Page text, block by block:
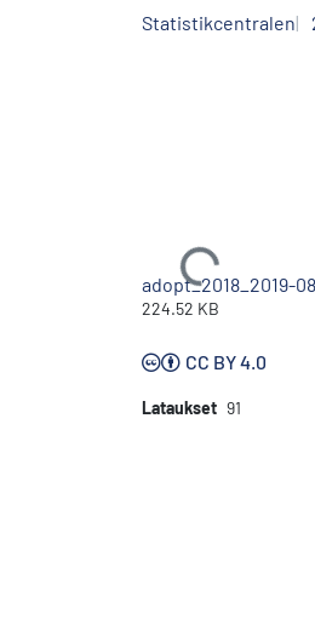
Statistikcentralen
Ladataan...
adopt_2018_2019-
224.52 KB
CC BY 4.0
Lataukset 91